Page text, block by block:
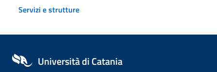
Servizi e strutture
Università di Catania